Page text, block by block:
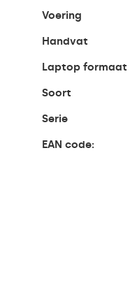
Voering
Handvat
Laptop formaat
Soort
Serie
EAN code: